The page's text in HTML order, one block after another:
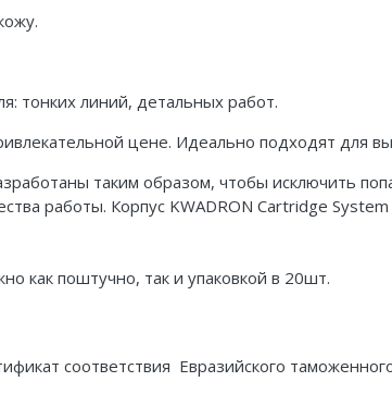
тонких линий, детальных работ.
цене. Идеально подходят для
таким образом, чтобы исключить
работы. Корпус KWADRON Cartridge
как поштучно, так и упаковкой в 20шт.
соответствия Евразийского